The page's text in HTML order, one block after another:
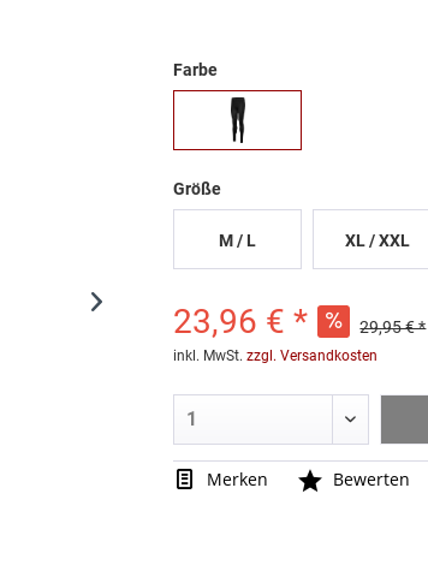
Farbe
Größe
M / L XL / XXL
23,96 € * 29,95 € *
inkl. MwSt.zzgl. Versandkosten
Merken Bewerten